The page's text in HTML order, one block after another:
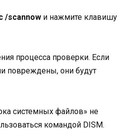
/scannow и нажмите клавишу
процесса проверки. Если
повреждены, они будут
системных файлов» не
командой DISM.